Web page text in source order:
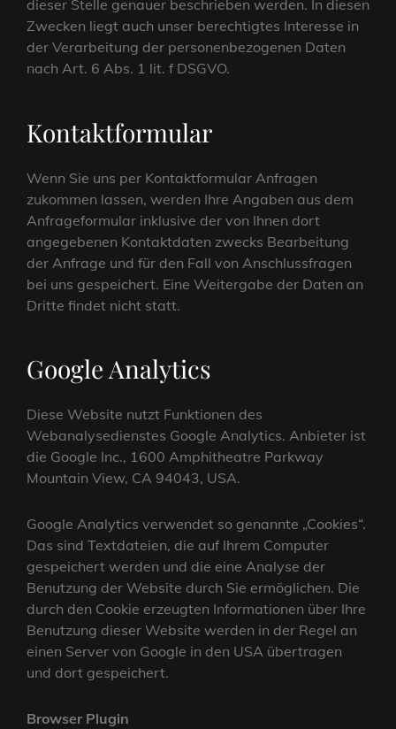
dieser Stelle genauer beschrieben werden. In diesen
Zwecken liegt auch unser berechtigtes Interesse in
der Verarbeitung der personenbezogenen Daten
nach Art. 6 Abs. 1 lit. f DSGVO.
Kontaktformular
Wenn Sie uns per Kontaktformular Anfragen
zukommen lassen, werden Ihre Angaben aus dem
Anfrageformular inklusive der von Ihnen dort
angegebenen Kontaktdaten zwecks Bearbeitung
der Anfrage und für den Fall von Anschlussfragen
bei uns gespeichert. Eine Weitergabe der Daten an
Dritte findet nicht statt.
Google Analytics
Diese Website nutzt Funktionen des
Webanalysedienstes Google Analytics. Anbieter ist
die Google Inc., 1600 Amphitheatre Parkway
Mountain View, CA 94043, USA.
Google Analytics verwendet so genannte „Cookies“.
Das sind Textdateien, die auf Ihrem Computer
gespeichert werden und die eine Analyse der
Benutzung der Website durch Sie ermöglichen. Die
durch den Cookie erzeugten Informationen über Ihre
Benutzung dieser Website werden in der Regel an
einen Server von Google in den USA übertragen
und dort gespeichert.
Browser Plugin